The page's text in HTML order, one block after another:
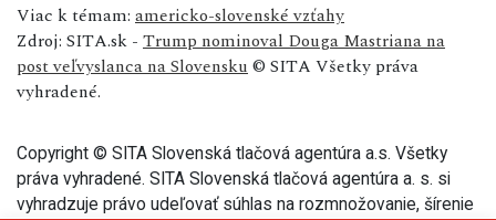
Viac k témam: americko-slovenské vzťahy
Zdroj: SITA.sk - Trump nominoval Douga Mastriana na
post veľvyslanca na Slovensku © SITA Všetky práva
vyhradené.
Copyright © SITA Slovenská tlačová agentúra a.s. Všetky
práva vyhradené. SITA Slovenská tlačová agentúra a. s. si
vyhradzuje právo udeľovať súhlas na rozmnožovanie, šírenie